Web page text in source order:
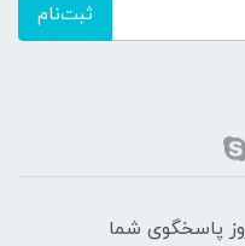
ثبت‌نام
شبانه‌روز پاسخگوی شما